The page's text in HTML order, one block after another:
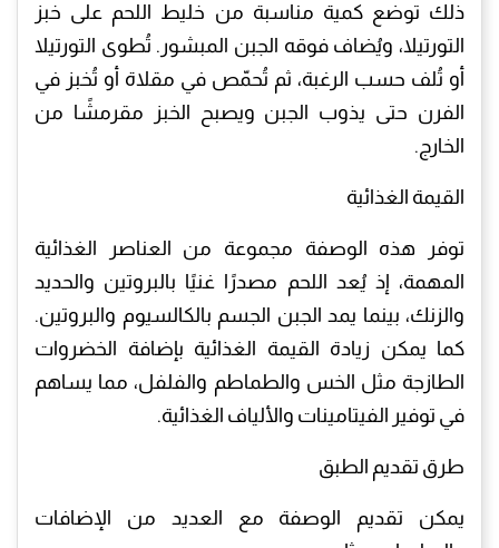
ذلك توضع كمية مناسبة من خليط اللحم على خبز
التورتيلا، ويُضاف فوقه الجبن المبشور. تُطوى التورتيلا
أو تُلف حسب الرغبة، ثم تُحمّص في مقلاة أو تُخبز في
الفرن حتى يذوب الجبن ويصبح الخبز مقرمشًا من
الخارج.
القيمة الغذائية
توفر هذه الوصفة مجموعة من العناصر الغذائية
المهمة، إذ يُعد اللحم مصدرًا غنيًا بالبروتين والحديد
والزنك، بينما يمد الجبن الجسم بالكالسيوم والبروتين.
كما يمكن زيادة القيمة الغذائية بإضافة الخضروات
الطازجة مثل الخس والطماطم والفلفل، مما يساهم
في توفير الفيتامينات والألياف الغذائية.
طرق تقديم الطبق
يمكن تقديم الوصفة مع العديد من الإضافات